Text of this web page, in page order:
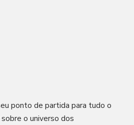
ponto de partida para tudo o
o universo dos